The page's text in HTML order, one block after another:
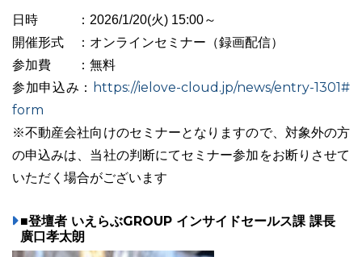
日時 ：2026/1/20(火) 15:00～
開催形式 ：オンラインセミナー（録画配信）
参加費 ：無料
参加申込み：
https://ielove-cloud.jp/news/entry-1301#
form
※不動産会社向けのセミナーとなりますので、対象外の方
の申込みは、当社の判断にてセミナー参加をお断りさせて
いただく場合がございます
■登壇者 いえらぶGROUP インサイドセールス課 課長
廣口孝太朗